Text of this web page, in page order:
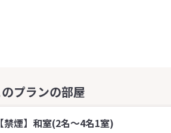
【禁煙】和室(2名～4名1室)